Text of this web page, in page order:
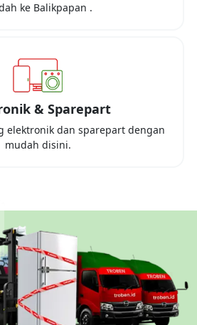
ke Balikpapan .
& Sparepart
elektronik dan sparepart dengan
mudah disini.